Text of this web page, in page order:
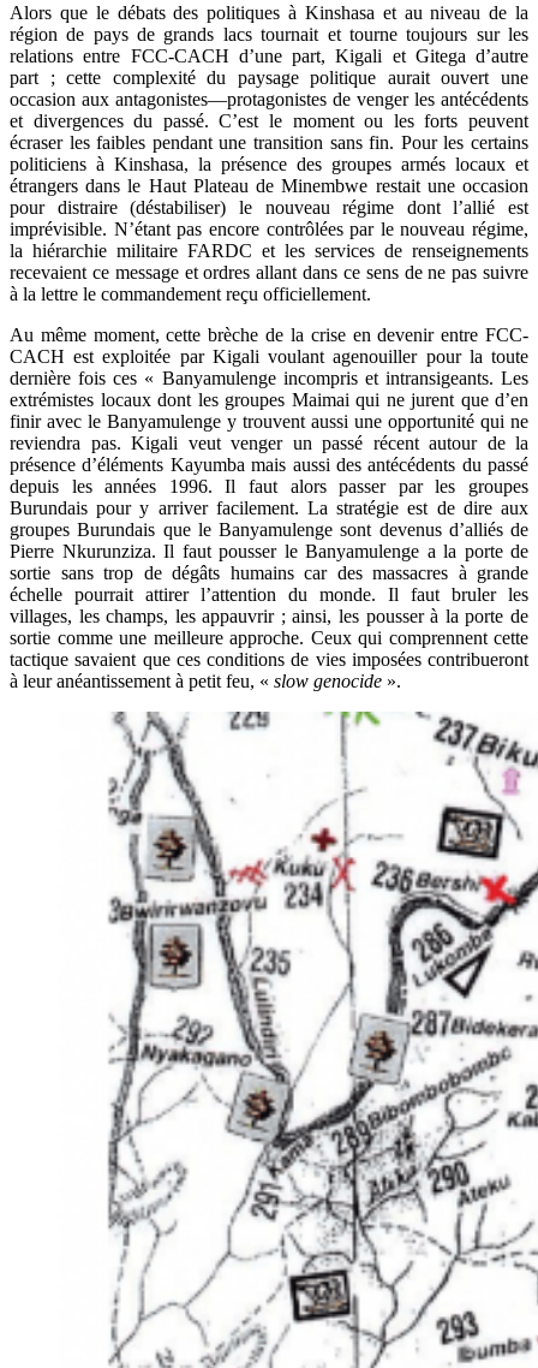
Alors que le débats des politiques à Kinshasa et au niveau de la
région de pays de grands lacs tournait et tourne toujours sur les
relations entre FCC-CACH d’une part, Kigali et Gitega d’autre
part ; cette complexité du paysage politique aurait ouvert une
occasion aux antagonistes―protagonistes de venger les antécédents
et divergences du passé. C’est le moment ou les forts peuvent
écraser les faibles pendant une transition sans fin. Pour les certains
politiciens à Kinshasa, la présence des groupes armés locaux et
étrangers dans le Haut Plateau de Minembwe restait une occasion
pour distraire (déstabiliser) le nouveau régime dont l’allié est
imprévisible. N’étant pas encore contrôlées par le nouveau régime,
la hiérarchie militaire FARDC et les services de renseignements
recevaient ce message et ordres allant dans ce sens de ne pas suivre
à la lettre le commandement reçu officiellement.
Au même moment, cette brèche de la crise en devenir entre FCC-
CACH est exploitée par Kigali voulant agenouiller pour la toute
dernière fois ces « Banyamulenge incompris et intransigeants. Les
extrémistes locaux dont les groupes Maimai qui ne jurent que d’en
finir avec le Banyamulenge y trouvent aussi une opportunité qui ne
reviendra pas. Kigali veut venger un passé récent autour de la
présence d’éléments Kayumba mais aussi des antécédents du passé
depuis les années 1996. Il faut alors passer par les groupes
Burundais pour y arriver facilement. La stratégie est de dire aux
groupes Burundais que le Banyamulenge sont devenus d’alliés de
Pierre Nkurunziza. Il faut pousser le Banyamulenge a la porte de
sortie sans trop de dégâts humains car des massacres à grande
échelle pourrait attirer l’attention du monde. Il faut bruler les
villages, les champs, les appauvrir ; ainsi, les pousser à la porte de
sortie comme une meilleure approche. Ceux qui comprennent cette
tactique savaient que ces conditions de vies imposées contribueront
à leur anéantissement à petit feu, « slow genocide ».